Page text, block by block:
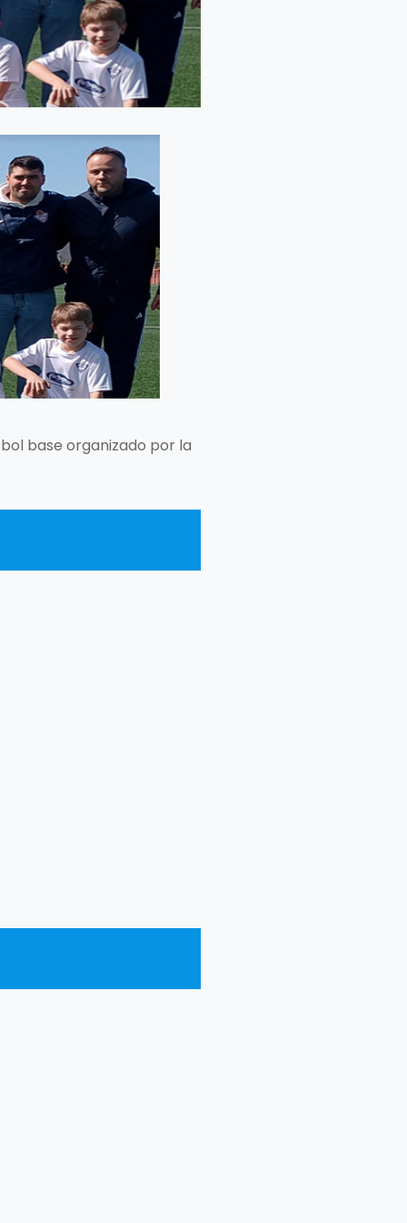
base organizado por la